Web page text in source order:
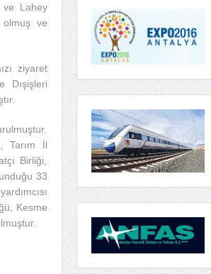
ve Lahey
olmuş ve
ziyaret
Dışişleri
Tarım İl
Birliği,
33
Kesme